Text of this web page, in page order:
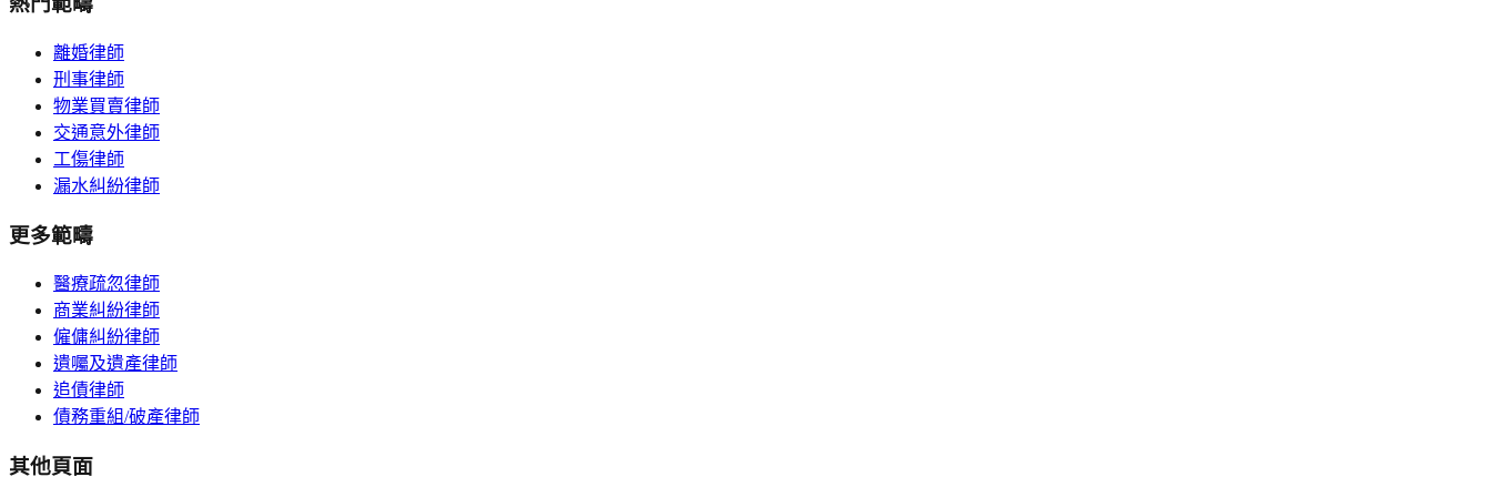
離婚律師
刑事律師
物業買賣律師
交通意外律師
工傷律師
漏水糾紛律師
更多範疇
醫療疏忽律師
商業糾紛律師
僱傭糾紛律師
遺囑及遺產律師
追債律師
債務重組/破產律師
其他頁面